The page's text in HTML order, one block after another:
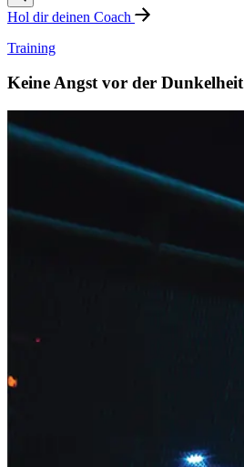
Hol dir deinen Coach
Training
Keine Angst vor der Dunkelheit